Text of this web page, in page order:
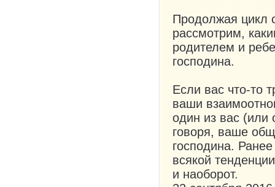
Продолжая цикл
рассмотрим,
родителем и
господина.
Если вас что-то
ваши
один из вас (или
говоря, ваше
господина.
всякой
и наоборот.